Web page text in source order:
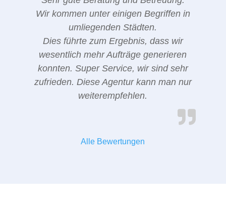
Wir kommen unter einigen Begriffen in
umliegenden Städten.
Dies führte zum Ergebnis, dass wir
wesentlich mehr Aufträge generieren
konnten. Super Service, wir sind sehr
zufrieden. Diese Agentur kann man nur
weiterempfehlen.
Alle Bewertungen